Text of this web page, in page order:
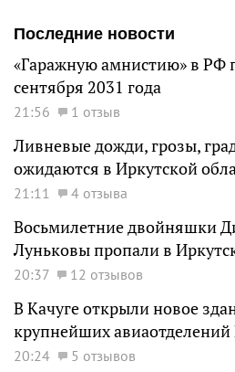
Последние новости
«Гаражную амнистию» в РФ
сентября 2031 года
21:56 1 отзыв
Ливневые дожди, грозы,
ожидаются в Иркутской
21:11 4 отзыва
Восьмилетние двойняшки
Луньковы пропали в
20:37 12 отзывов
В Качуге открыли новое
крупнейших авиаотделений
20:24
5 отзывов